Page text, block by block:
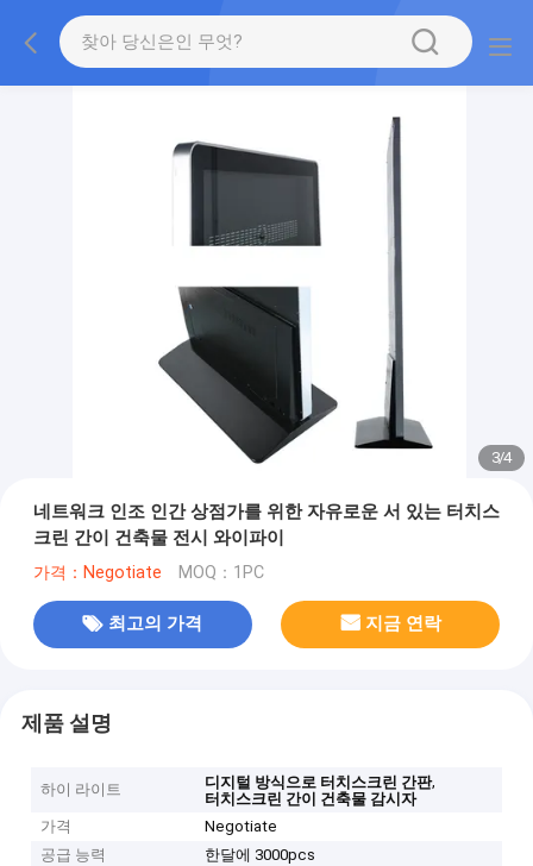
3/4
네트워크 인조 인간 상점가를 위한 자유로운 서 있는 터치스
크린 간이 건축물 전시 와이파이
가격：Negotiate MOQ：1PC
최고의 가격 지금 연락
제품 설명
하이 라이트 디지털 방식으로 터치스크린 간판,
터치스크린 간이 건축물 감시자
가격
Negotiate
공급 능력
한달에 3000pcs